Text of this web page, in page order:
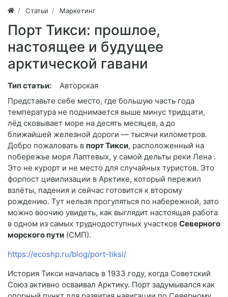
Статьи Маркетинг
Порт Тикси: прошлое,
настоящее и будущее
арктической гавани
Тип статьи:
Авторская
Представьте себе место, где большую часть года
температура не поднимается выше минус тридцати,
лёд сковывает море на десять месяцев, а до
ближайшей железной дороги — тысячи километров.
Добро пожаловать в порт Тикси, расположенный на
побережье моря Лаптевых, у самой дельты реки Лена .
Это не курорт и не место для случайных туристов. Это
форпост цивилизации в Арктике, который пережил
взлёты, падения и сейчас готовится к второму
рождению. Тут нельзя прогуляться по набережной, зато
можно воочию увидеть, как выглядит настоящая работа
в одном из самых труднодоступных участков Северного
морского пути (СМП).
https://ecoshp.ru/blog/port-tiksi/
История Тикси началась в 1933 году, когда Советский
Союз активно осваивал Арктику. Порт задумывался как